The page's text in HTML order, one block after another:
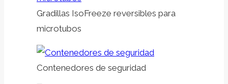
Gradillas IsoFreeze reversibles para
microtubos
Contenedores de seguridad